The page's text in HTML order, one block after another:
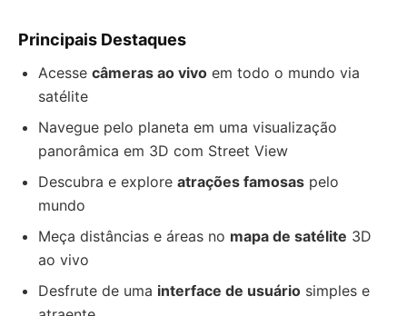
Principais Destaques
Acesse câmeras ao vivo em todo o mundo via
satélite
Navegue pelo planeta em uma visualização
panorâmica em 3D com Street View
Descubra e explore atrações famosas pelo
mundo
Meça distâncias e áreas no mapa de satélite 3D
ao vivo
Desfrute de uma interface de usuário simples e